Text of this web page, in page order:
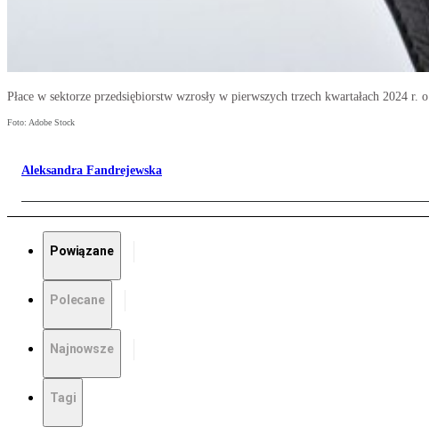
Płace w sektorze przedsiębiorstw wzrosły w pierwszych trzech kwartałach 2024
Foto: Adobe Stock
Aleksandra Fandrejewska
Powiązane
Polecane
Najnowsze
Tagi